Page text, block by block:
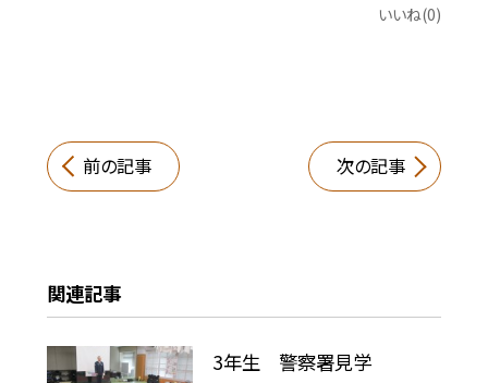
いいね(0)
前の記事 次の記事
関連記事
3年生 警察署見学